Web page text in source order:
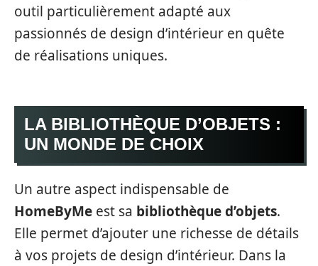
outil particulièrement adapté aux
passionnés de design d’intérieur en quête
de réalisations uniques.
LA BIBLIOTHÈQUE D’OBJETS :
UN MONDE DE CHOIX
Un autre aspect indispensable de
HomeByMe est sa bibliothèque d’objets.
Elle permet d’ajouter une richesse de détails
à vos projets de design d’intérieur. Dans la